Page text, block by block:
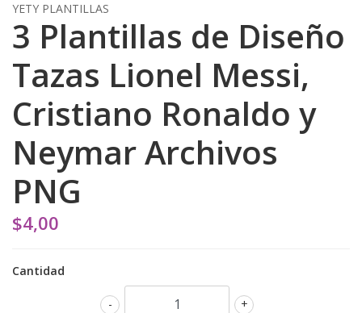
YETY PLANTILLAS
3 Plantillas de Diseño
Tazas Lionel Messi,
Cristiano Ronaldo y
Neymar Archivos
PNG
$4,00
Cantidad
+
-